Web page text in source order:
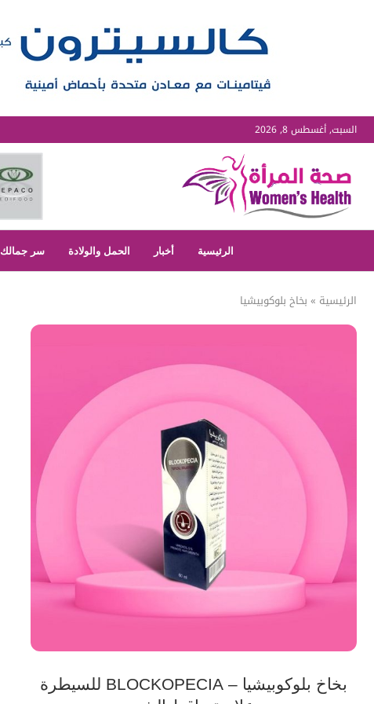
السبت, أغسطس 8, 2026
الرئيسية أخبار الحمل والولادة سر جمالك
الرئيسية » بخاخ بلوكوبيشيا
بخاخ بلوكوبيشيا – BLOCKOPECIA للسيطرة